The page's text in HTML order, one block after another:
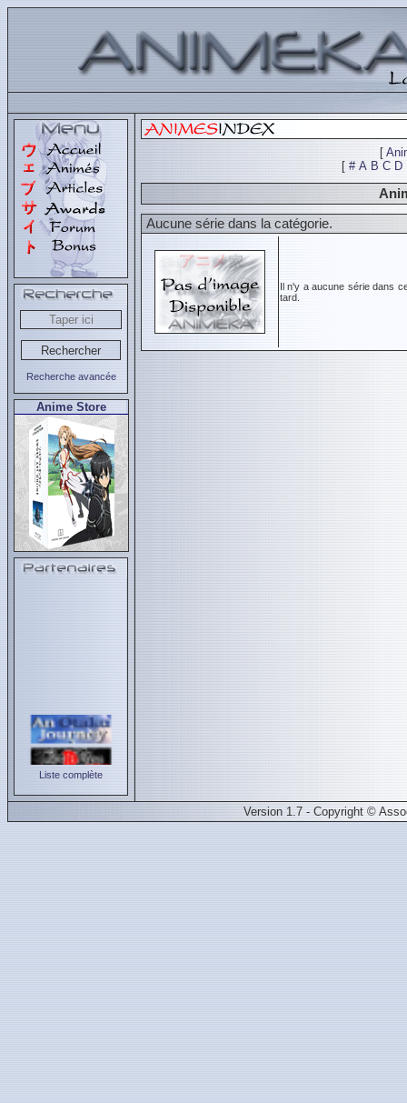
Recherche avancée
Anime Store
Liste complète
[
[ # A B C D
Aucune série dans la catégorie.
Il n'y a aucune série dans
tard.
Version 1.7 - Copyright ©